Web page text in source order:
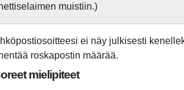
muistiin.)
ei näy julkisesti
roskapostin määrää.
mielipiteet